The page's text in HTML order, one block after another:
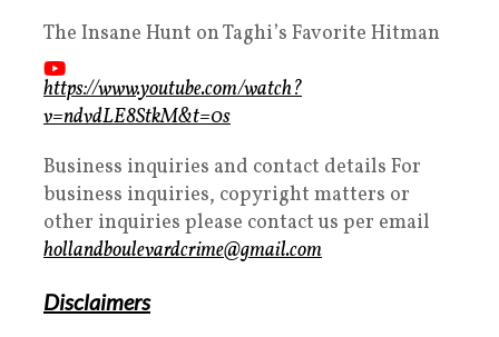
The Insane Hunt on Taghi’s Favorite Hitman
https://www.youtube.com/watch?
v=ndvdLE8StkM&t=0s
Business inquiries and contact details For
business inquiries, copyright matters or
other inquiries please contact us per email
hollandboulevardcrime@gmail.com
Disclaimers